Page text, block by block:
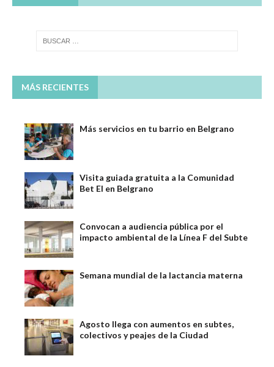
MÁS RECIENTES
Más servicios en tu barrio en Belgrano
Visita guiada gratuita a la Comunidad
Bet El en Belgrano
Convocan a audiencia pública por el
impacto ambiental de la Línea F del Subte
Semana mundial de la lactancia materna
Agosto llega con aumentos en subtes,
colectivos y peajes de la Ciudad